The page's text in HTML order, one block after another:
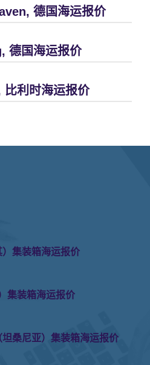
德国海运报价
德国海运报价
利时海运报价
集装箱海运报价
集装箱海运报价
桑尼亚）集装箱海运报价